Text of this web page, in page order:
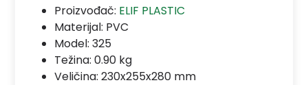
Proizvođač: ELIF PLASTIC
Materijal: PVC
Model: 325
Težina: 0.90 kg
Veličina: 230x255x280 mm